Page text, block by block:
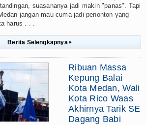
suasananya jadi makin "panas". Tapi
jangan mau cuma jadi penonton yang
harus . . .
Berita Selengkapnya ▸
Ribuan Massa
Kepung Balai
Kota Medan, Wali
Kota Rico Waas
Akhirnya Tarik SE
Dagang Babi